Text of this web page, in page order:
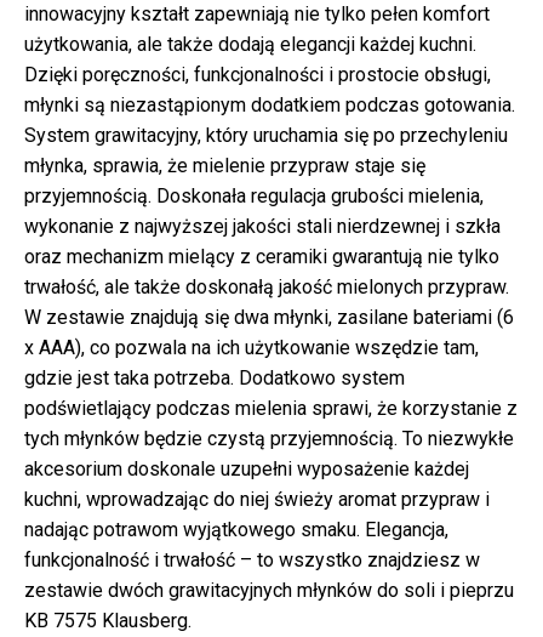
innowacyjny kształt zapewniają nie tylko pełen komfort
użytkowania, ale także dodają elegancji każdej kuchni.
Dzięki poręczności, funkcjonalności i prostocie obsługi,
młynki są niezastąpionym dodatkiem podczas gotowania.
System grawitacyjny, który uruchamia się po przechyleniu
młynka, sprawia, że mielenie przypraw staje się
przyjemnością. Doskonała regulacja grubości mielenia,
wykonanie z najwyższej jakości stali nierdzewnej i szkła
oraz mechanizm mielący z ceramiki gwarantują nie tylko
trwałość, ale także doskonałą jakość mielonych przypraw.
W zestawie znajdują się dwa młynki, zasilane bateriami (6
x AAA), co pozwala na ich użytkowanie wszędzie tam,
gdzie jest taka potrzeba. Dodatkowo system
podświetlający podczas mielenia sprawi, że korzystanie z
tych młynków będzie czystą przyjemnością. To niezwykłe
akcesorium doskonale uzupełni wyposażenie każdej
kuchni, wprowadzając do niej świeży aromat przypraw i
nadając potrawom wyjątkowego smaku. Elegancja,
funkcjonalność i trwałość – to wszystko znajdziesz w
zestawie dwóch grawitacyjnych młynków do soli i pieprzu
KB 7575 Klausberg.